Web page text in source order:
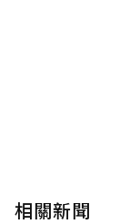
相關新聞